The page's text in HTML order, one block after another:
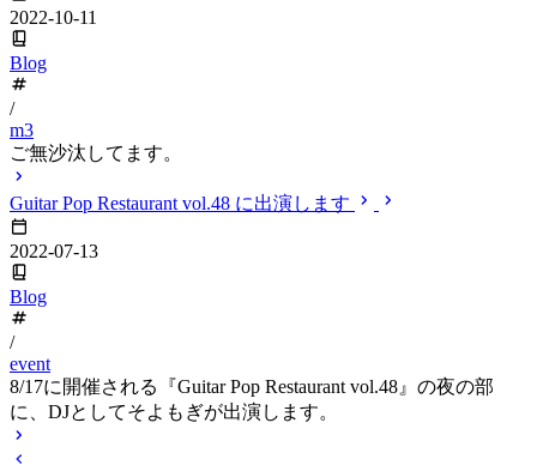
2022-10-11
Blog
/
m3
ご無沙汰してます。
Guitar Pop Restaurant vol.48 に出演します
2022-07-13
Blog
/
event
8/17に開催される『Guitar Pop Restaurant vol.48』の夜の部
に、DJとしてそよもぎが出演します。